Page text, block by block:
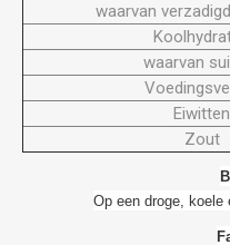
waarvan
waarvan
Eiwitten
Zout
Op een droge, koele